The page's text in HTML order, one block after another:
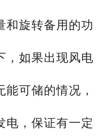
和旋转备用的功
，如果出现风电
可储的情况，
电，保证有一定